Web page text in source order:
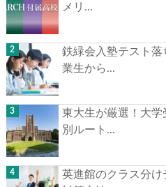
メリ...
鉄緑会入塾テスト
業生から...
東大生が厳選！大学
別ルート...
英進館のクラス分け